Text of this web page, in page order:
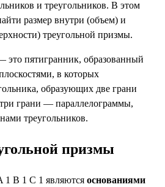
и треугольников. В этом
размер внутри (объем) и
треугольной призмы.
это пятигранник, образованный
в которых
образующих две грани
грани — параллелограммы,
треугольников.
призмы
1 B 1 C 1 являются основаниями